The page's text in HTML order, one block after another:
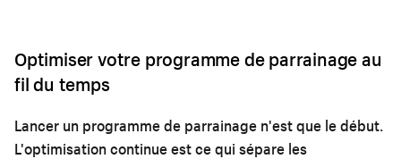
Optimiser votre programme de parrainage au
fil du temps
Lancer un programme de parrainage n'est que le début.
L'optimisation continue est ce qui sépare les